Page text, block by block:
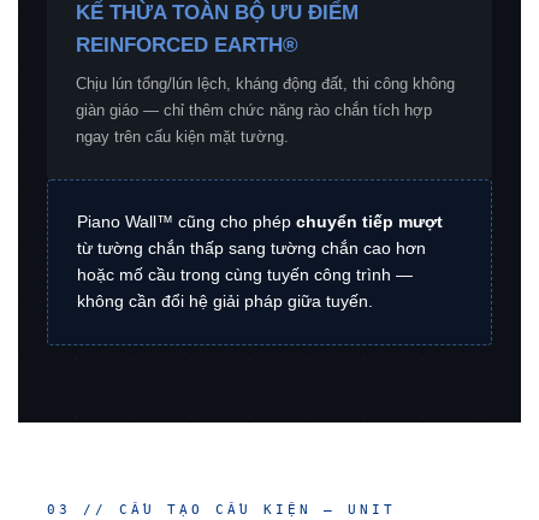
KẾ THỪA TOÀN BỘ ƯU ĐIỂM
REINFORCED EARTH®
Chịu lún tổng/lún lệch, kháng động đất, thi công không
giàn giáo — chỉ thêm chức năng rào chắn tích hợp
ngay trên cấu kiện mặt tường.
Piano Wall™ cũng cho phép chuyển tiếp mượt
từ tường chắn thấp sang tường chắn cao hơn
hoặc mố cầu trong cùng tuyến công trình —
không cần đổi hệ giải pháp giữa tuyến.
03 // CẤU TẠO CẤU KIỆN — UNIT